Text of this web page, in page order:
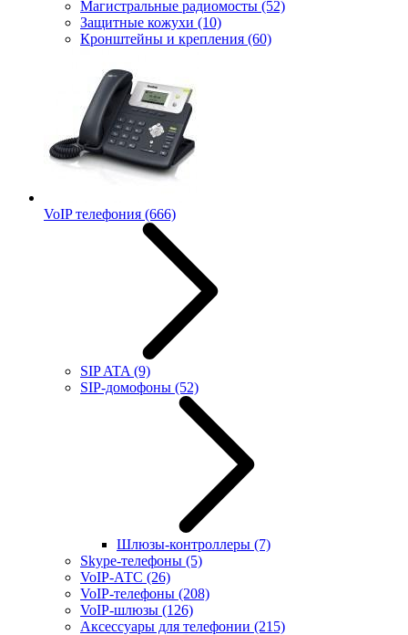
Магистральные радиомосты (52)
Защитные кожухи (10)
Кронштейны и крепления (60)
VoIP телефония (666)
SIP ATA (9)
SIP-домофоны (52)
Шлюзы-контроллеры (7)
Skype-телефоны (5)
VoIP-АТС (26)
VoIP-телефоны (208)
VoIP-шлюзы (126)
Аксессуары для телефонии (215)